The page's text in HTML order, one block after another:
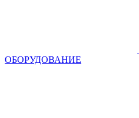
ОБОРУДОВАНИЕ